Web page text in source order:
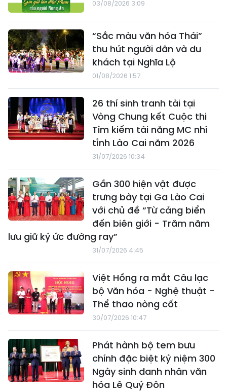
03/08/2026 3:09
“Sắc màu văn hóa Thái”
thu hút người dân và du
khách tại Nghĩa Lộ
01/08/2026 1:57
26 thí sinh tranh tài tại
Vòng Chung kết Cuộc thi
Tìm kiếm tài năng MC nhí
tỉnh Lào Cai năm 2026
31/07/2026 10:34
Gần 300 hiện vật được
trưng bày tại Ga Lào Cai
với chủ đề “Từ cảng biển
đến biên giới - Trăm năm
lưu giữ ký ức đường ray”
31/07/2026 4:45
Việt Hồng ra mắt Câu lạc
bộ Văn hóa - Nghệ thuật -
Thể thao nòng cốt
30/07/2026 10:47
Phát hành bộ tem bưu
chính đặc biệt kỷ niệm 300
Ngày sinh danh nhân văn
hóa Lê Quý Đôn